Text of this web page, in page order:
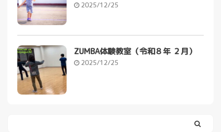
2025/12/25
ZUMBA体験教室（令和８年 ２月）
2025/12/25